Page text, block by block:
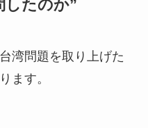
したのか”
湾問題を取り上げた
ます。